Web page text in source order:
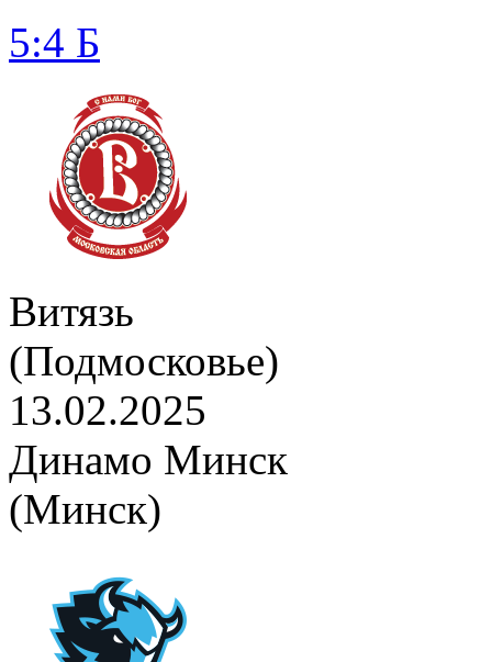
5:4 Б
Витязь
(Подмосковье)
13.02.2025
Динамо Минск
(Минск)